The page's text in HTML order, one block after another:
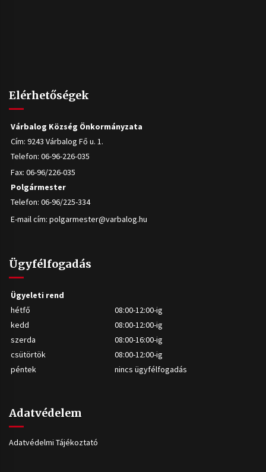
Elérhetőségek
Várbalog Község Önkormányzata
Cím: 9243 Várbalog Fő u. 1.
Telefon: 06-96-226-035
Fax: 06-96/226-035
Polgármester
Telefon: 06-96/225-334
E-mail cím: polgarmester@varbalog.hu
Ügyfélfogadás
Ügyeleti rend
hétfő
08:00-12:00-ig
kedd
08:00-12:00-ig
szerda
08:00-16:00-ig
csütörtök
08:00-12:00-ig
péntek
nincs ügyfélfogadás
Adatvédelem
Adatvédelmi Tájékoztató